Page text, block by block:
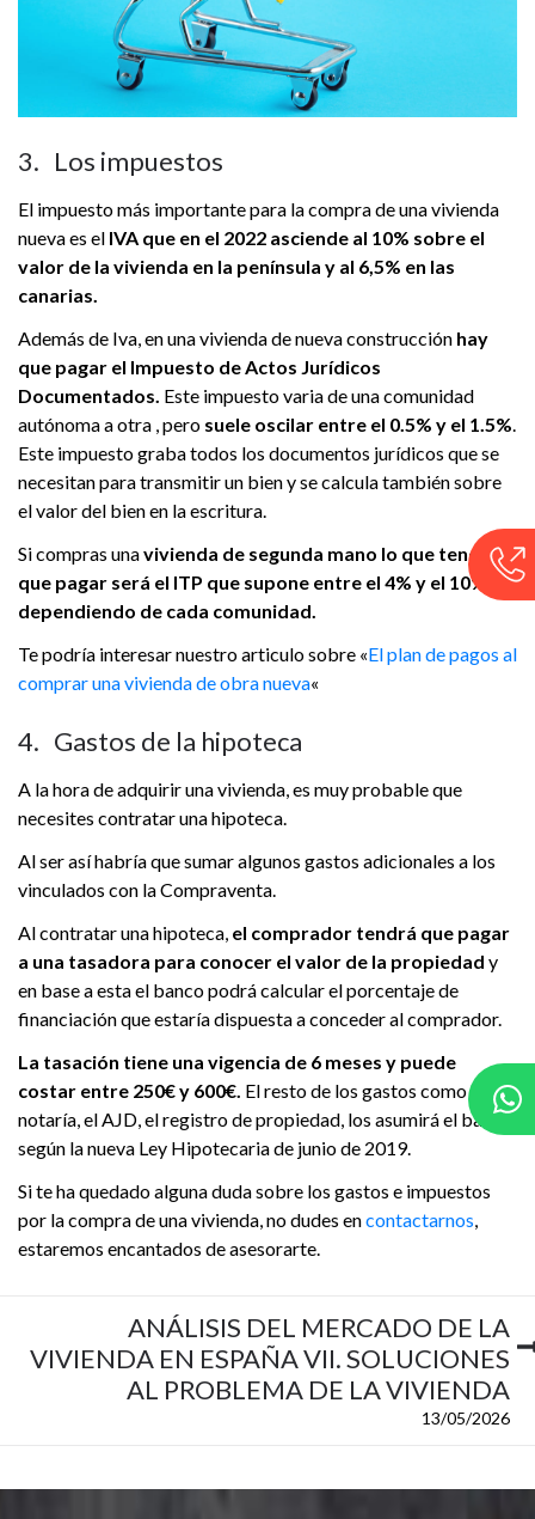
3. Los impuestos
El impuesto más importante para la compra de una vivienda
nueva es el IVA que en el 2022 asciende al 10% sobre el
valor de la vivienda en la península y al 6,5% en las
canarias.
Además de Iva, en una vivienda de nueva construcción hay
que pagar el Impuesto de Actos Jurídicos
Documentados. Este impuesto varia de una comunidad
autónoma a otra , pero suele oscilar entre el 0.5% y el 1.5%.
Este impuesto graba todos los documentos jurídicos que se
necesitan para transmitir un bien y se calcula también sobre
el valor del bien en la escritura.
Si compras unavivienda de segunda mano lo que tendrás
que pagar será el ITP que supone entre el 4% y el 10%
dependiendo de cada comunidad.
Te podría interesar nuestro articulo sobre «El plan de pagos al
comprar una vivienda de obra nueva«
4. Gastos de la hipoteca
A la hora de adquirir una vivienda, es muy probable que
necesites contratar una hipoteca.
Al ser así habría que sumar algunos gastos adicionales a los
vinculados con la Compraventa.
Al contratar una hipoteca, el comprador tendrá que pagar
a una tasadora para conocer el valor de la propiedad y
en base a esta el banco podrá calcular el porcentaje de
financiación que estaría dispuesta a conceder al comprador.
La tasación tiene una vigencia de 6 meses y puede
costar entre 250€ y 600€. El resto de los gastos como son la
notaría, el AJD, el registro de propiedad, los asumirá el banco
según la nueva Ley Hipotecaria de junio de 2019.
Si te ha quedado alguna duda sobre los gastos e impuestos
por la compra de una vivienda, no dudes encontactarnos,
estaremos encantados de asesorarte.
ANÁLISIS DEL MERCADO DE LA
VIVIENDA EN ESPAÑA VII. SOLUCIONES
AL PROBLEMA DE LA VIVIENDA
13/05/2026